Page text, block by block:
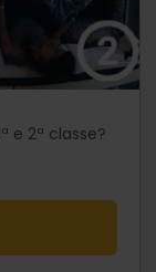
e 2ª classe?